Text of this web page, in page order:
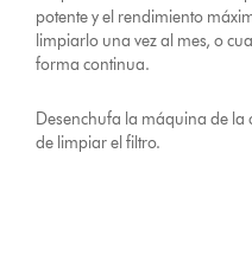
potente y el rendimiento
limpiarlo una vez al mes, o
forma continua.
Desenchufa la máquina de la
de limpiar el filtro.